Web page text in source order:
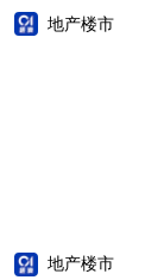
地产楼市
地产楼市